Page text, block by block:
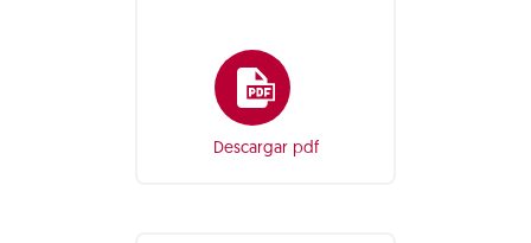
Descargar pdf